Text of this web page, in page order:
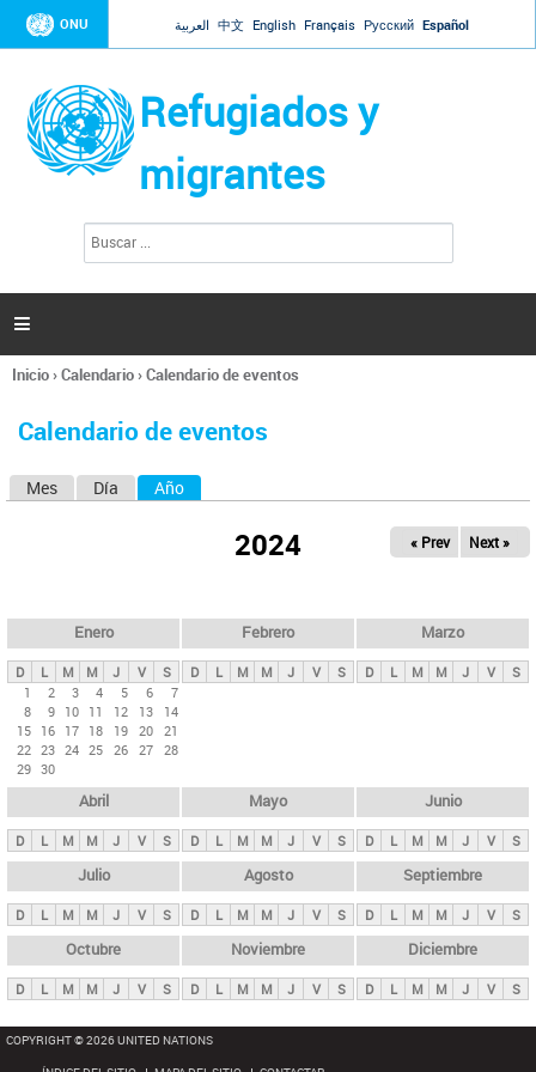
Jump to navigation
ONU العربية 中文 English Français Русский Español
Refugiados y
migrantes
l
d
s

Se
usted
Inicio›Calendario›Calendario de eventos
Calendario de eventos
s
p
n
i
p
a
l
s
Mes Día Año
2024 « Prev Next »
Enero
D L M M J V
S
1
2 3 4 5 6
7
8
9 10 11 12 13
14
15 16 17 18 19 20 21
22 23 24 25 26 27 28
29 30
Febrero
D L M M J V S
Marzo
D L M M J V S
Abril
D L M M J V S
Mayo
D L M M J V S
Junio
D L M M J V S
Julio
D L M M J V S
Agosto
D L M M J V S
Septiembre
D L M M J V S
Octubre
D L M M J V S
Noviembre
D L M M J V S
Diciembre
D L M M J V S
COPYRIGHT © 2026 UNITED NATIONS